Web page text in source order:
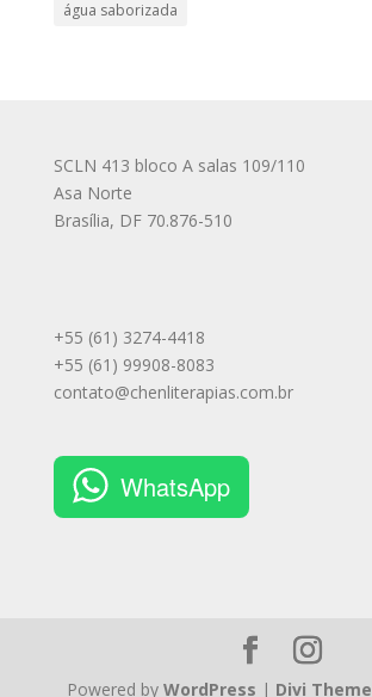
água saborizada
SCLN 413 bloco A salas 109/110
Asa Norte
Brasília, DF 70.876-510
+55 (61) 3274-4418
+55 (61) 99908-8083
contato@chenliterapias.com.br
WhatsApp
Powered byWordPress | Divi Theme